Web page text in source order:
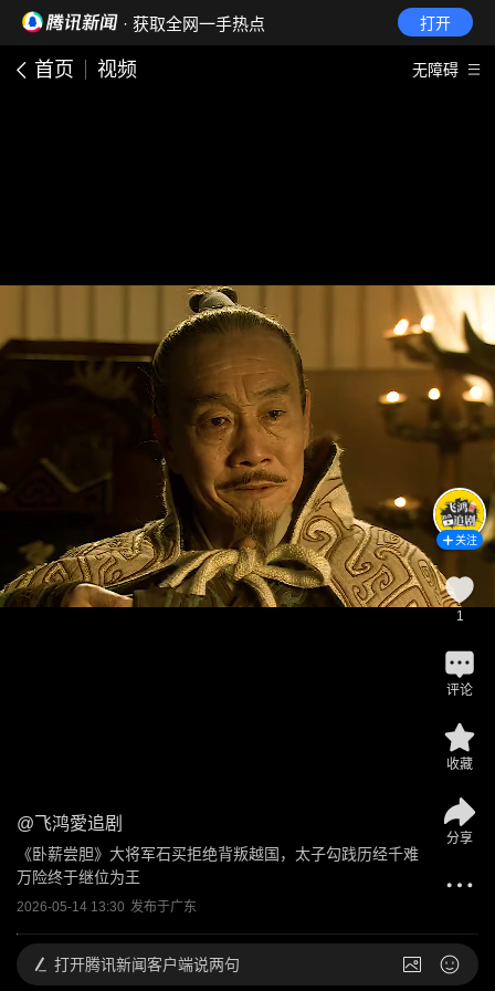
· 获取全网一手热点 打开
首页 视频 无障碍
@飞鸿愛追剧
《卧薪尝胆》大将军石买拒绝背叛越国，太子勾践历经千难
万险终于继位为王
2026-05-14 13:30 发布于广东
关注
1
评论
收藏
分享
打开腾讯新闻客户端说两句